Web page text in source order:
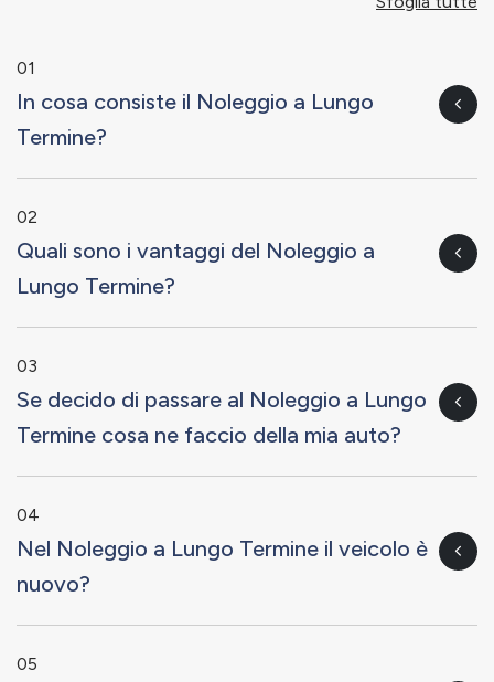
01
In cosa consiste il Noleggio a Lungo
Termine?
02
Quali sono i vantaggi del Noleggio a
Lungo Termine?
03
Se decido di passare al Noleggio a Lungo
Termine cosa ne faccio della mia auto?
04
Nel Noleggio a Lungo Termine il veicolo è
nuovo?
05